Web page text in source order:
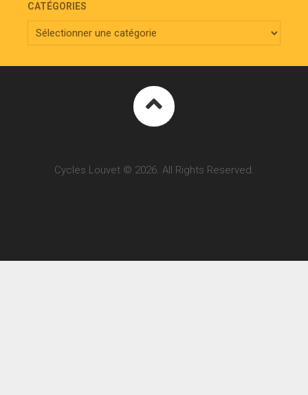
CATÉGORIES
Cycles Louvet © 2026. All Rights Reserved.